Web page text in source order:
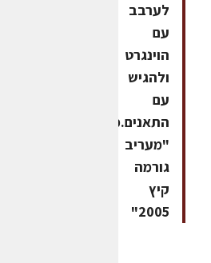
לערבב
עם
הוינגרט
ולהגיש
עם
התאנים.ממתכוני
"מעריב
גורמה
קיץ
2005"